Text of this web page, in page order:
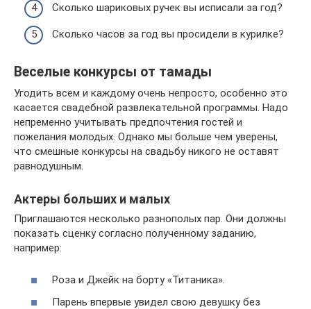
Сколько шариковых ручек вы исписали за год?
Сколько часов за год вы просидели в курилке?
Веселые конкурсы от тамады
Угодить всем и каждому очень непросто, особенно это
касается свадебной развлекательной программы. Надо
непременно учитывать предпочтения гостей и
пожелания молодых. Однако мы больше чем уверены,
что смешные конкурсы на свадьбу никого не оставят
равнодушным.
Актеры больших и малых
Приглашаются несколько разнополых пар. Они должны
показать сценку согласно полученному заданию,
например:
Роза и Джейк на борту «Титаника».
Парень впервые увидел свою девушку без